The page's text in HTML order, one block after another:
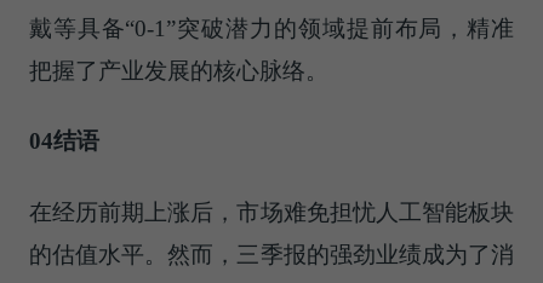
戴等具备“0-1”突破潜力的领域提前布局，精准
把握了产业发展的核心脉络。
04结语
在经历前期上涨后，市场难免担忧人工智能板块
的估值水平。然而，三季报的强劲业绩成为了消